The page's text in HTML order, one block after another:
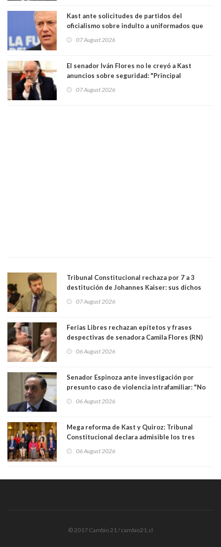
Kast ante solicitudes de partidos del
oficialismo sobre indulto a uniformados que
07 August 2026
El senador Iván Flores no le creyó a Kast
anuncios sobre seguridad: "Principal
perseguir ruta del dinero y levantar secreto
07 August 2026
Tribunal Constitucional rechaza por 7 a 3
destitución de Johannes Kaiser: sus dichos
justicia constitucional porque no es diputado
07 August 2026
Ferias Libres rechazan epítetos y frases
despectivas de senadora Camila Flores (RN)
06 August 2026
Senador Espinoza ante investigación por
presunto caso de violencia intrafamiliar: "No
antecedentes a Tribunal Supremo
06 August 2026
Mega reforma de Kast y Quiroz: Tribunal
Constitucional declara admisible los tres
06 August 2026
© 2017 Cambio 21 / cambio21.cl